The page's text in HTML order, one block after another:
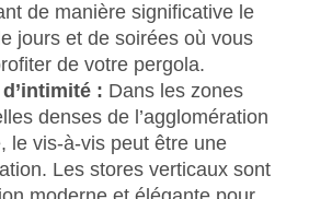
de manière significative le
jours et de soirées où vous
de votre pergola.
: Dans les zones
denses de l’agglomération
le vis-à-vis peut être une
Les stores verticaux sont